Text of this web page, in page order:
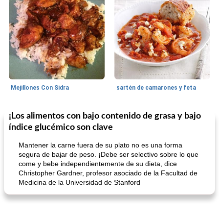
Mejillones Con Sidra sartén de camarones y feta
80min
Sopas, Guisos Y Chili 25min
Bollos
¡Los alimentos con bajo contenido de grasa y bajo
índice glucémico son clave
Mantener la carne fuera de su plato no es una forma
segura de bajar de peso. ¡Debe ser selectivo sobre lo que
come y bebe independientemente de su dieta, dice
Christopher Gardner, profesor asociado de la Facultad de
Medicina de la Universidad de Stanford